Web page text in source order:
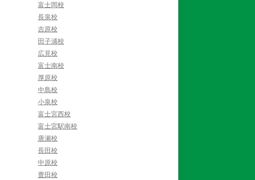
富士岡校
長泉校
吉原校
田子浦校
広見校
富士南校
厚原校
中島校
小泉校
富士宮西校
富士宮駅南校
唐瀬校
長田校
中原校
豊田校